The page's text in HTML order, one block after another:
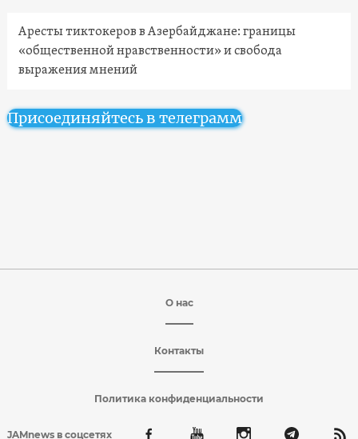
Аресты тиктокеров в Азербайджане: границы
«общественной нравственности» и свобода
выражения мнений
Присоединяйтесь в телеграмм
О нас
Контакты
Политика конфиденциальности
JAMnews в соцсетях